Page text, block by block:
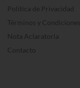
Política de Privacidad
Términos y Condiciones
Nota Aclaratoria
Contacto